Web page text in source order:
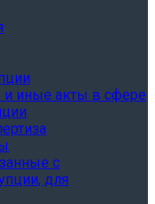
иные акты в сфере
с
для